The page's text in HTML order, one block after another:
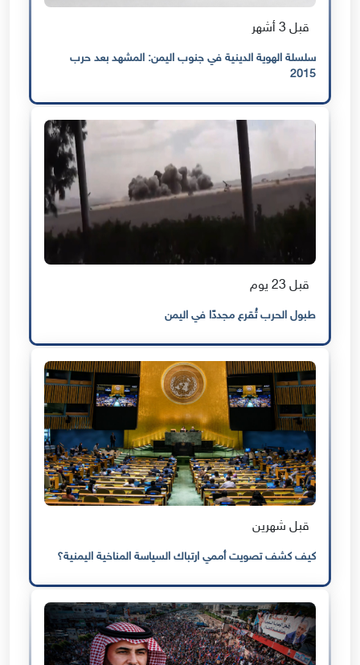
قبل 3 أشهر
سلسلة الهوية الدينية في جنوب اليمن: المشهد بعد حرب
2015
قبل 23 يوم
طبول الحرب تُقرع مجددًا في اليمن
قبل شهرين
كيف كشف تصويت أممي ارتباك السياسة المناخية اليمنية؟